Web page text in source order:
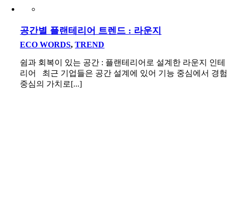
공간별 플랜테리어 트렌드 : 라운지
ECO WORDS,TREND
쉼과 회복이 있는 공간 : 플랜테리어로 설계한 라운지 인테
리어 최근 기업들은 공간 설계에 있어 기능 중심에서 경험
중심의 가치로[...]